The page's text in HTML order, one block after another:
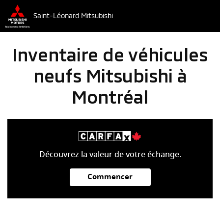
Saint-Léonard Mitsubishi
Inventaire de véhicules
neufs Mitsubishi à
Montréal
Découvrez la valeur de votre échange.
Commencer